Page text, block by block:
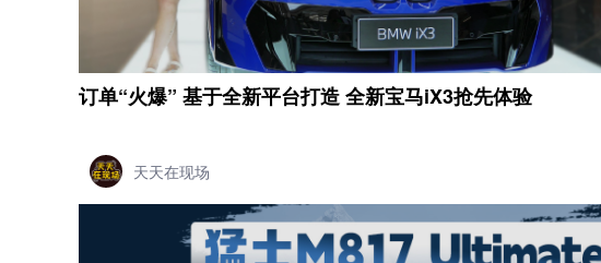
订单“火爆” 基于全新平台打造 全新宝马iX3抢先体验
天天在现场